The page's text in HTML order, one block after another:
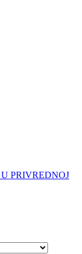
PRIVREDNOJ